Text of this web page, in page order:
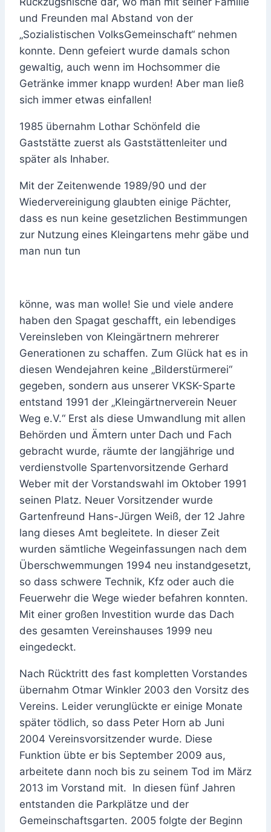
und Freunden mal Abstand von der
„Sozialistischen VolksGemeinschaft“ nehmen
konnte. Denn gefeiert wurde damals schon
gewaltig, auch wenn im Hochsommer die
Getränke immer knapp wurden! Aber man ließ
sich immer etwas einfallen!
1985 übernahm Lothar Schönfeld die
Gaststätte zuerst als Gaststättenleiter und
später als Inhaber.
Mit der Zeitenwende 1989/90 und der
Wiedervereinigung glaubten einige Pächter,
dass es nun keine gesetzlichen Bestimmungen
zur Nutzung eines Kleingartens mehr gäbe und
man nun tun
könne, was man wolle! Sie und viele andere
haben den Spagat geschafft, ein lebendiges
Vereinsleben von Kleingärtnern mehrerer
Generationen zu schaffen. Zum Glück hat es in
diesen Wendejahren keine „Bilderstürmerei“
gegeben, sondern aus unserer VKSK-Sparte
entstand 1991 der „Kleingärtnerverein Neuer
Weg e.V.“ Erst als diese Umwandlung mit allen
Behörden und Ämtern unter Dach und Fach
gebracht wurde, räumte der langjährige und
verdienstvolle Spartenvorsitzende Gerhard
Weber mit der Vorstandswahl im Oktober 1991
seinen Platz. Neuer Vorsitzender wurde
Gartenfreund Hans-Jürgen Weiß, der 12 Jahre
lang dieses Amt begleitete. In dieser Zeit
wurden sämtliche Wegeinfassungen nach dem
Überschwemmungen 1994 neu instandgesetzt,
so dass schwere Technik, Kfz oder auch die
Feuerwehr die Wege wieder befahren konnten.
Mit einer großen Investition wurde das Dach
des gesamten Vereinshauses 1999 neu
eingedeckt.
Nach Rücktritt des fast kompletten Vorstandes
übernahm Otmar Winkler 2003 den Vorsitz des
Vereins. Leider verunglückte er einige Monate
später tödlich, so dass Peter Horn ab Juni
2004 Vereinsvorsitzender wurde. Diese
Funktion übte er bis September 2009 aus,
arbeitete dann noch bis zu seinem Tod im März
2013 im Vorstand mit. In diesen fünf Jahren
entstanden die Parkplätze und der
Gemeinschaftsgarten. 2005 folgte der Beginn